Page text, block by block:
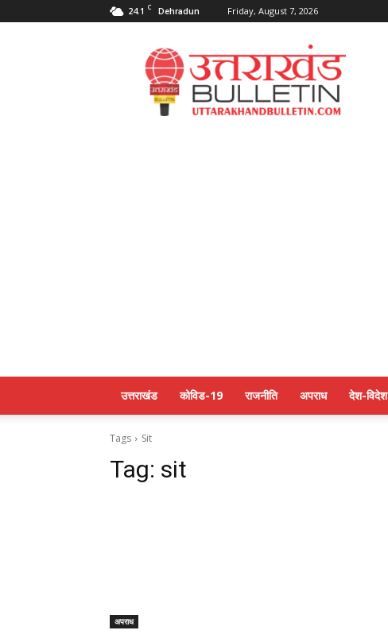
24.1 C Dehradun Friday, August 7, 2026
Uttarakahnd
Bulletin
उत्तराखंड कोविड-19 राजनीति अपराध देश-विदेश
Tags Sit
Tag: sit
अपराध